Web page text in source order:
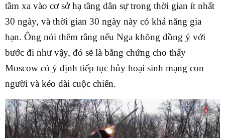
tầm xa vào cơ sở hạ tầng dân sự trong thời gian ít nhất
30 ngày, và thời gian 30 ngày này có khả năng gia
hạn. Ông nói thêm rằng nếu Nga không đồng ý với
bước đi như vậy, đó sẽ là bằng chứng cho thấy
Moscow có ý định tiếp tục hủy hoại sinh mạng con
người và kéo dài cuộc chiến.